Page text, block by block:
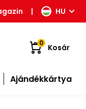
| HU
0 Kosár
Ajándékkártya